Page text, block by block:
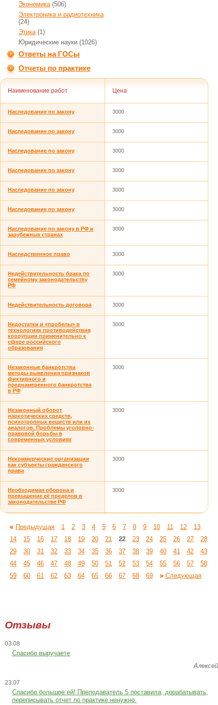
Экономика(506)
Электроника и радиотехника
(24)
Этика(1)
Юридические науки (1026)
Ответы на ГОСы
Отчеты по практике
Наименование работ Цена
Наследование по закону 3000
Наследование по закону 3000
Наследование по закону 3000
Наследование по закону 3000
Наследование по закону 3000
Наследование по закону 3000
Наследование по закону в РФ и
зарубежных странах
3000
Наследственное право 3000
Недействительность брака по
семейному законодательству
РФ
3000
Недействительность договора 3000
Недостатки и «пробелы» в
технологиях противодействия
коррупции применительно к
сфере российского
образования
3000
Незаконные банкротства
методы выявления признаков
фиктивного и
преднамеренного банкротства
в РФ
3000
Незаконный оборот
наркотических средств,
психотропных веществ или их
аналогов. Проблемы уголовно-
правовой борьбы в
современных условиях
3000
Некоммерческие организации
как субъекты гражданского
права
3000
Необходимая оборона и
превышение её пределов в
законодательстве РФ
3000
Предыдущая 1 2 3 4 5 6 7 8 9 10 11 12
13
14
15 16 17 18 19 20 21 22 23 24 25 26 27
28
29
30 31 32 33 34 35 36 37 38 39 40 41 42
43
44
45 46 47 48 49 50 51 52 53 54 55 56 57
58
59
60 61 62 63 64 65 66 67 68 69 Следующая
Отзывы
03.08
Спасибо выручаете
Алексей
23.07
Cпасибо большое ей! Преподаватель 5 поставила, дорабатывать,
переписывать отчет по практике ненужно.